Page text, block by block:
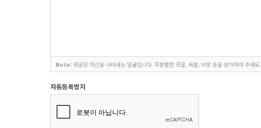
Note: 댓글은 자신을 나타내는 얼굴입니다. 무분별한 댓글, 욕설, 비방 등을 삼가하여 주세요.
자동등록방지